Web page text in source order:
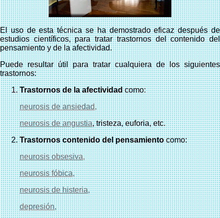
El uso de esta técnica se ha demostrado eficaz después de
estudios científicos, para tratar trastornos del contenido del
pensamiento y de la afectividad.
Puede resultar útil para tratar cualquiera de los siguientes
trastornos:
Trastornos de la afectividadcomo:
neurosis de ansiedad,
neurosis de angustia, tristeza, euforia, etc.
Trastornos contenido del pensamientocomo:
neurosis obsesiva,
neurosis fóbica,
neurosis de histeria,
depresión,